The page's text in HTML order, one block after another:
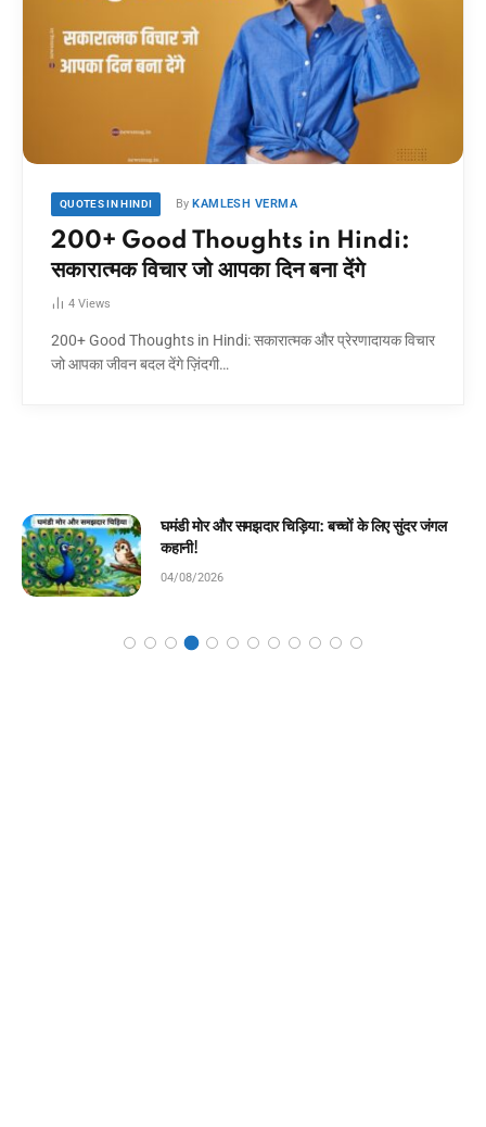
QUOTES IN HINDI By KAMLESH VERMA
200+ Good Thoughts in Hindi:
सकारात्मक विचार जो आपका दिन बना देंगे
4 Views
200+ Good Thoughts in Hindi: सकारात्मक और प्रेरणादायक विचार
जो आपका जीवन बदल देंगे ज़िंदगी…
घमंडी मोर और समझदार चिड़िया: बच्चों के लिए सुंदर जंगल
कहानी!
04/08/2026